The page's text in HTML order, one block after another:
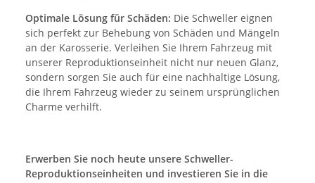
Optimale Lösung für Schäden: Die Schweller eignen
sich perfekt zur Behebung von Schäden und Mängeln
an der Karosserie. Verleihen Sie Ihrem Fahrzeug mit
unserer Reproduktionseinheit nicht nur neuen Glanz,
sondern sorgen Sie auch für eine nachhaltige Lösung,
die Ihrem Fahrzeug wieder zu seinem ursprünglichen
Charme verhilft.
Erwerben Sie noch heute unsere Schweller-
Reproduktionseinheiten und investieren Sie in die